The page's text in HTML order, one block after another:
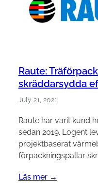
Raute:
skräddarsydda
July 21, 2021
Raute har varit kund
sedan 2019. Logent
projektbaserat
förpackningspallar
Läs mer →